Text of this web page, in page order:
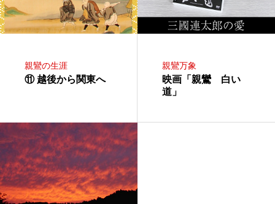
親鸞の生涯
⑪ 越後から関東へ
親鸞万象
映画「親鸞 白い
道」